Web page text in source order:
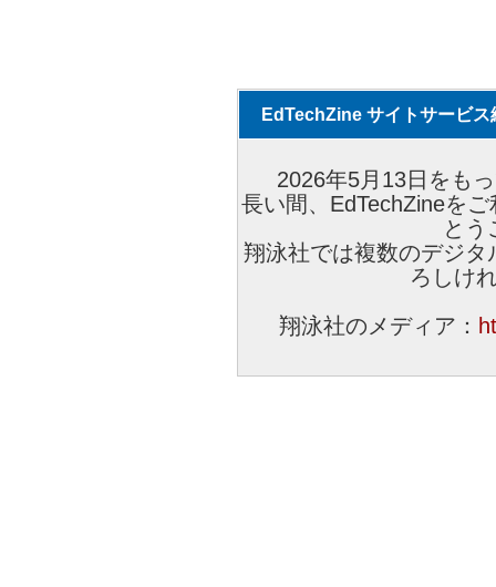
EdTechZine サイトサービス
2026年5月13日をも
長い間、EdTechZineを
とう
翔泳社では複数のデジ
ろしけ
翔泳社のメディア：